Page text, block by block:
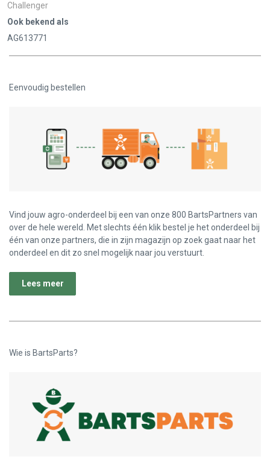
Challenger
Ook bekend als
AG613771
Eenvoudig bestellen
Vind jouw agro-onderdeel bij een van onze 800 BartsPartners van
over de hele wereld. Met slechts één klik bestel je het onderdeel bij
één van onze partners, die in zijn magazijn op zoek gaat naar het
onderdeel en dit zo snel mogelijk naar jou verstuurt.
Lees meer
Wie is BartsParts?